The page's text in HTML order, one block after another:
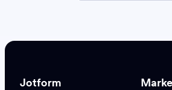
Jotform